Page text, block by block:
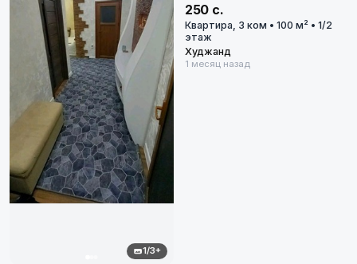
Сбросить
8объявлений по фильтру
Сбросить фильтры
1/3+
250 с.
Квартира, 3 ком • 100 м² • 1/2
этаж
Худжанд
1 месяц назад